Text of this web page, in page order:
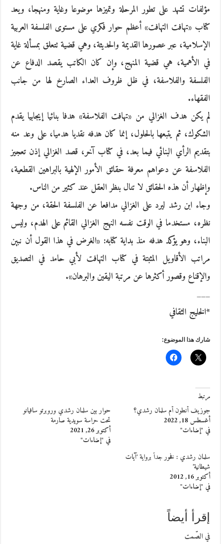
مؤلفات تشهد على تطور المرحلة وتميزها موضوعا وغاية ومنهجا، ويعد
كتاب «تهافت التهافت» أعظم حوار فكري على مستوى الفلسفة العربية
الإسلامية، عبر عصورها القديمة والحديثة، وهي قضية تتعلق بمسألة غاية
في الأهمية، هي قضية المنهج، وإن كان الكاتب يقصد الدفاع عن
الفلسفة والفلاسفة، في ظل ظروف العداء الصارخ لها من جانب
الفقهاء.
لم يكن هدف الغزالي من «تهافت الفلاسفة» هدفا بنائيا إيجابيا يقدم
الشكوك، ثم يتبعها بالحلول، إنما كان هدفه نقديا هدميا، على وعد منه
بتقديم الرأي البنائي فيما بعد، في كتاب آخر، قصد الغزالي إذن تعجيز
الفلاسفة عن دعواهم معرفة حقائق الأمور الإلهية بالبراهين القطعية،
وإظهار أن هذه الحقائق لا تنال بنظر العقل عند كثير من الناس.
وجاء ابن رشد ليرد على الغزالي مدافعا عن الفلسفة الحقة، من وجهة
نظره، مستخدما في الوقت نفسه النهج الغزالي القائم على الهدم، وليس
البناء، وهو يؤكد هدفه منذ بداية كتابه: «الغرض في هذا القول أن نبين
مراتب الأقاويل المثبتة في كتاب التهافت لأبي حامد في التصديق
والإقناع وقصور أكثرها عن مرتبة اليقين والبرهان».
___
*الخليج الثقافي
شارك هذا الموضوع:
مرتبط
جوزيف أنطون أم سلمان رشدي؟
أغسطس 18, 2022
في "إضاءات"
حوار بين سلمان رشدي وروبرتو سافيانو
تحت حراسة سويدية صارمة
أكتوبر 26, 2021
في "إضاءات"
سلمان رشدي : فخور جداً برواية ‘آيات
شيطانية’
أكتوبر 16, 2012
في "إضاءات"
إقرأ أيضاً
في الصّمت